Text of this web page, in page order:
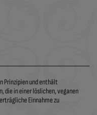
Prinzipien und enthält
die in einer löslichen, veganen
Einnahme zu